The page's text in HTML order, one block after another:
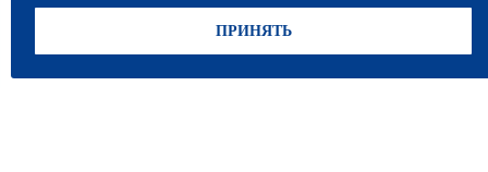
ПРИНЯТЬ